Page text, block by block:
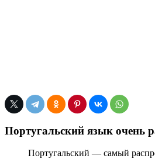
Португальский язык очень
Португальский — самый